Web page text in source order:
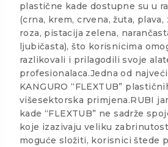
plastične kade dostupne su u
(crna, krem, crvena, žuta,
roza, pistacija zelena,
ljubičasta), što korisnicima
razlikovali i prilagodili svoje
profesionalaca.Jedna od
KANGURO “FLEXTUB”
višesektorska primjena.RUBI
kade “FLEXTUB” ne sadrže
koje izazivaju veliku
moguće složiti, korisnici štede